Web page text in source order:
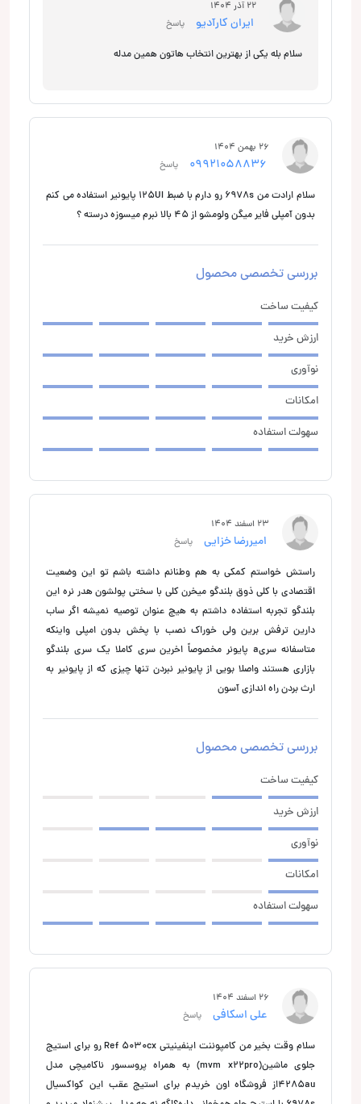
22 آذر 1404
ایران کارآدیو پاسخ
سلام بله یکی از بهترین انتخاب هاتون همین مدله
26 بهمن 1404
پاسخ
سلام ارادت من 6978s رو دارم با ضبط 125UI پایونیر استفاده می کنم
بدون آمپلی فایر میگن ولومشو از 45 بالا نبرم میسوزه درسته ؟
بررسی تخصصی محصول
کیفیت ساخت
ارزش خرید
نوآوری
امکانات
سهولت استفاده
23 اسفند 1404
امیررضا خزایی پاسخ
راستش خواستم کمکی به هم وطنانم داشته باشم تو این وضعیت
اقتصادی با کلی ذوق بلندگو میخرن کلی با سختی پولشون هدر نره این
بلندگو تجربه استفاده داشتم به هیچ عنوان توصیه نمیشه اگر ساب
دارین ترفش برین ولی خوراک نصب با پخش بدون امپلی واینکه
متاسفانه سریa پایونر مخصوصاً اخرین سری کاملا یک سری بلندگو
بازاری هستند واصلا بویی از پایونیر نبردن تنها چیزی که از پایونیر به
ارث بردن راه اندازی آسون
بررسی تخصصی محصول
کیفیت ساخت
ارزش خرید
نوآوری
امکانات
سهولت استفاده
26 اسفند 1404
علی اسکافی پاسخ
سلام وقت بخیر من کامپوننت اینفینیتی Ref 5030cx رو برای استیج
جلوی ماشین(mvm x22pro) به همراه پروسسور ناکامیچی مدل
4285auاز فروشگاه اون خریدم برای استیج عقب این کواکسیال